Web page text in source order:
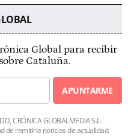
Global para recibir
Cataluña.
APUNTARME
CRÓNICA GLOBALMEDIA S.L.
de remitirle noticias de actualidad.